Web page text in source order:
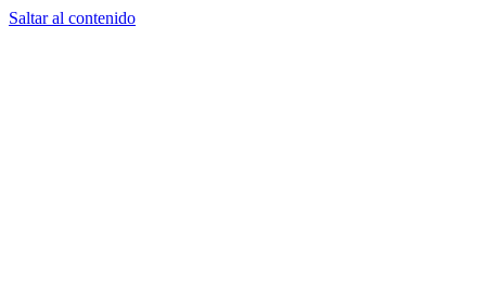
Saltar al contenido